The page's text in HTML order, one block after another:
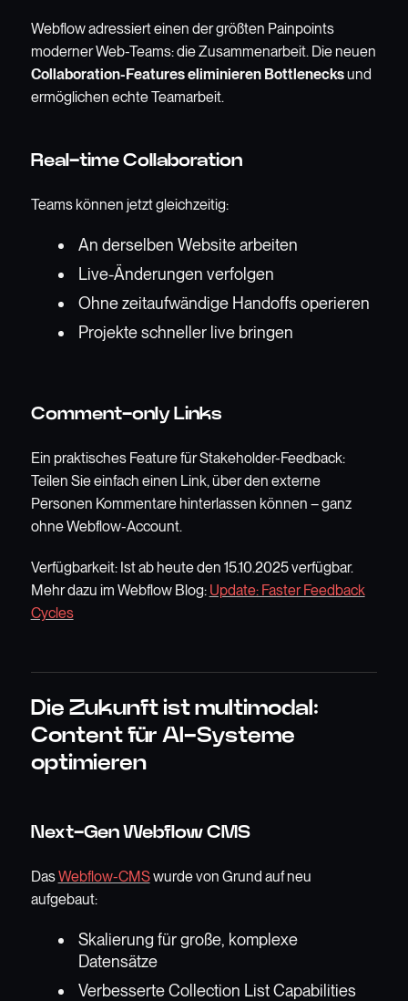
Webflow adressiert einen der größten Painpoints
moderner Web-Teams: die Zusammenarbeit. Die neuen
Collaboration-Features eliminieren Bottlenecksund
ermöglichen echte Teamarbeit.
Real-time Collaboration
Teams können jetzt gleichzeitig:
An derselben Website arbeiten
Live-Änderungen verfolgen
Ohne zeitaufwändige Handoffs operieren
Projekte schneller live bringen
Comment-only Links
Ein praktisches Feature für Stakeholder-Feedback:
Teilen Sie einfach einen Link, über den externe
Personen Kommentare hinterlassen können – ganz
ohne Webflow-Account.
Verfügbarkeit: Ist ab heute den 15.10.2025 verfügbar.
Mehr dazu im Webflow Blog: Update: Faster Feedback
Cycles
Die Zukunft ist multimodal:
Content für AI-Systeme
optimieren
Next-Gen Webflow CMS
DasWebflow-CMSwurde von Grund auf neu
aufgebaut:
Skalierung für große, komplexe
Datensätze
Verbesserte Collection List Capabilities